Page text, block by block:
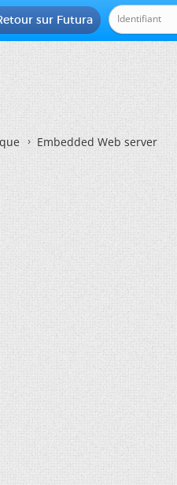
sur Futura
Embedded Web server